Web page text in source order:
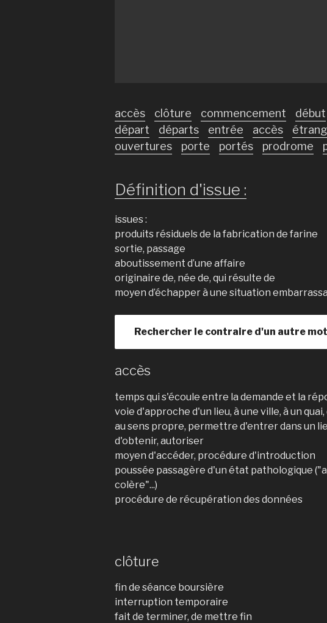
accès clôture commencement début
départ
départs entrée accès
ouvertures
porte portés prodrome
Définition d'issue :
issues :
produits résiduels de la fabrication de farine
sortie, passage
aboutissement d’une affaire
originaire de, née de, qui résulte de
moyen d’échapper à une situation
Rechercher le contraire d'un autre mot
accès
temps qui s'écoule entre la demande et la
voie d'approche d'un lieu, à une ville, à un quai,
au sens propre, permettre d'entrer dans un
d'obtenir, autoriser
moyen d'accéder, procédure d'introduction
poussée passagère d'un état pathologique
colère"...)
procédure de récupération des données
clôture
fin de séance boursière
interruption temporaire
fait de terminer, de mettre fin